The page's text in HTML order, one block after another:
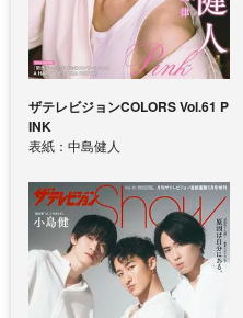
ザテレビジョンCOLORS Vol.61 P
INK
表紙：中島健人